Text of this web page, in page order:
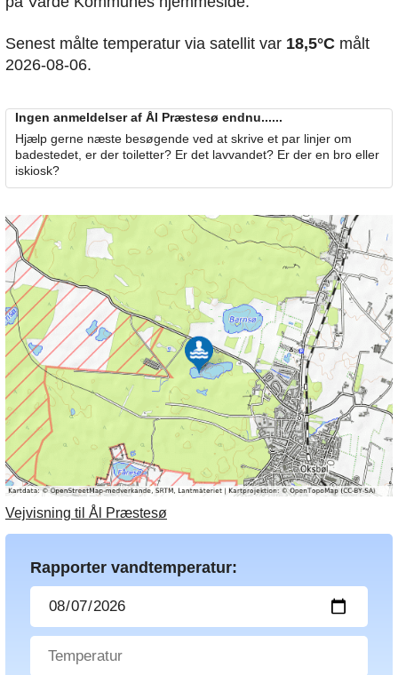
Senest målte temperatur via satellit var 18,5°C målt
2026-08-06.
Ingen anmeldelser af Ål Præstesø endnu......
Hjælp gerne næste besøgende ved at skrive et par linjer om
badestedet, er der toiletter? Er det lavvandet? Er der en bro eller
iskiosk?
Vejvisning til Ål Præstesø
Rapporter vandtemperatur: